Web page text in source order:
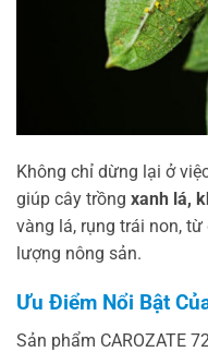
Không chỉ dừng lại ở
giúp cây trồng xanh lá,
vàng lá, rụng trái non,
lượng nông sản.
Ưu Điểm Nổi Bật
Sản phẩm CAROZATE